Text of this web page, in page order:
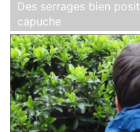
Des serrages bien
capuche